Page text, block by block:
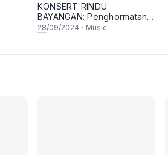
KONSERT RINDU
BAYANGAN: Penghormatan
Istimewa Buat Allahyarham
28/09/2024 · Music